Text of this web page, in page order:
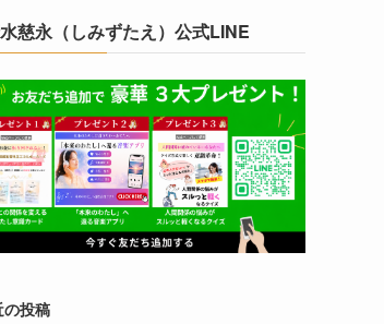
慈永（しみずたえ）公式LINE
の投稿